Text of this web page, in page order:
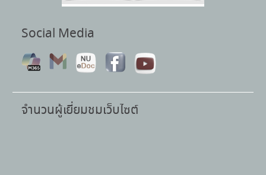
Social Media
จำนวนผู้เยี่ยมชมเว็บไซต์